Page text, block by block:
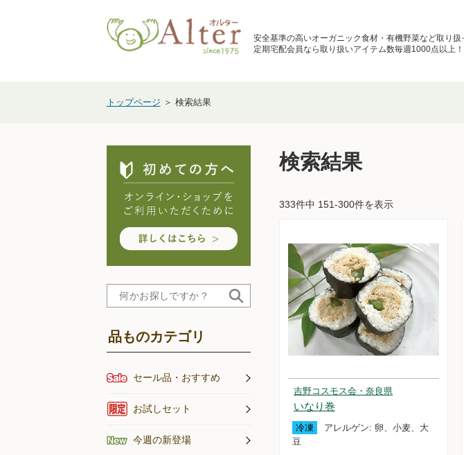
安全基準の高いオーガニック食材・有機野菜など取り扱
定期宅配会員なら取り扱いアイテム数毎週1000点以上！
トップページ ＞ 検索結果
品ものカテゴリ
セール品・おすすめ
お試しセット アイスキャンデー＆アイスクリームセット
オススメの惣菜セット
今週の新登場
検索結果
333件中 151-300件を表示
吉野コスモス会・奈良県
いなり巻
冷凍 アレルゲン: 卵、小麦、大
豆